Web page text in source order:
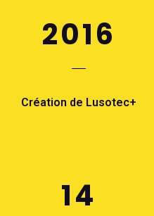
2016
Création de Lusotec+
14